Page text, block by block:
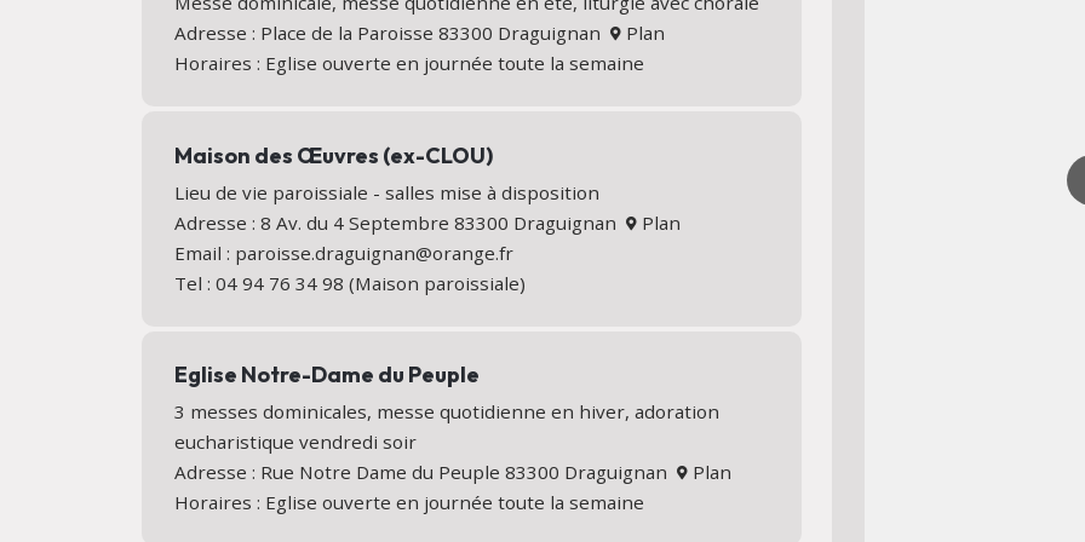
Adresse : Place de la Paroisse 83300 Draguignan
Plan
Horaires : Eglise ouverte en journée toute la semaine
Maison des Œuvres (ex-CLOU)
Lieu de vie paroissiale - salles mise à disposition
Adresse : 8 Av. du 4 Septembre 83300 Draguignan
Plan
Email : paroisse.draguignan@orange.fr
Tel : 04 94 76 34 98 (Maison paroissiale)
Eglise Notre-Dame du Peuple
3 messes dominicales, messe quotidienne en hiver, adoration
eucharistique vendredi soir
Adresse : Rue Notre Dame du Peuple 83300 Draguignan
Plan
Horaires : Eglise ouverte en journée toute la semaine